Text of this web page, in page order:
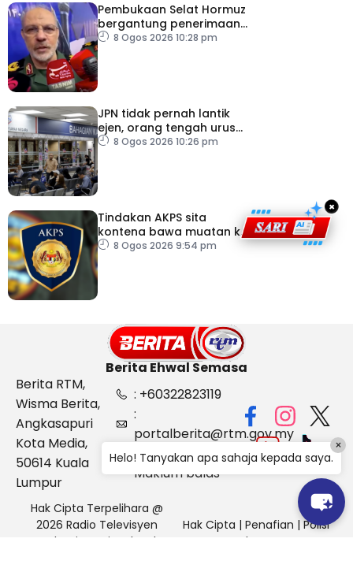
Pembukaan Selat Hormuz
bergantung penerimaan
AS – IRGC
8 Ogos 2026 10:28 pm
JPN tidak pernah lantik
ejen, orang tengah urus
dokumentasi
8 Ogos 2026 10:26 pm
Tindakan AKPS sita
kontena bawa muatan ke
Israel bukti ketegasan
8 Ogos 2026 9:54 pm
×
Berita Ehwal Semasa
Berita RTM,
Wisma Berita,
Angkasapuri
Kota Media,
50614 Kuala
Lumpur
: +60322823119
:
portalberita@rtm.gov.my
: Aduan &
Maklum balas
Hak Cipta Terpelihara @
2026 Radio Televisyen
Malaysia, Berita Ehwal
Hak Cipta | Penafian | Polisi
Keselamatan
Helo! Tanyakan apa sahaja kepada saya.
×